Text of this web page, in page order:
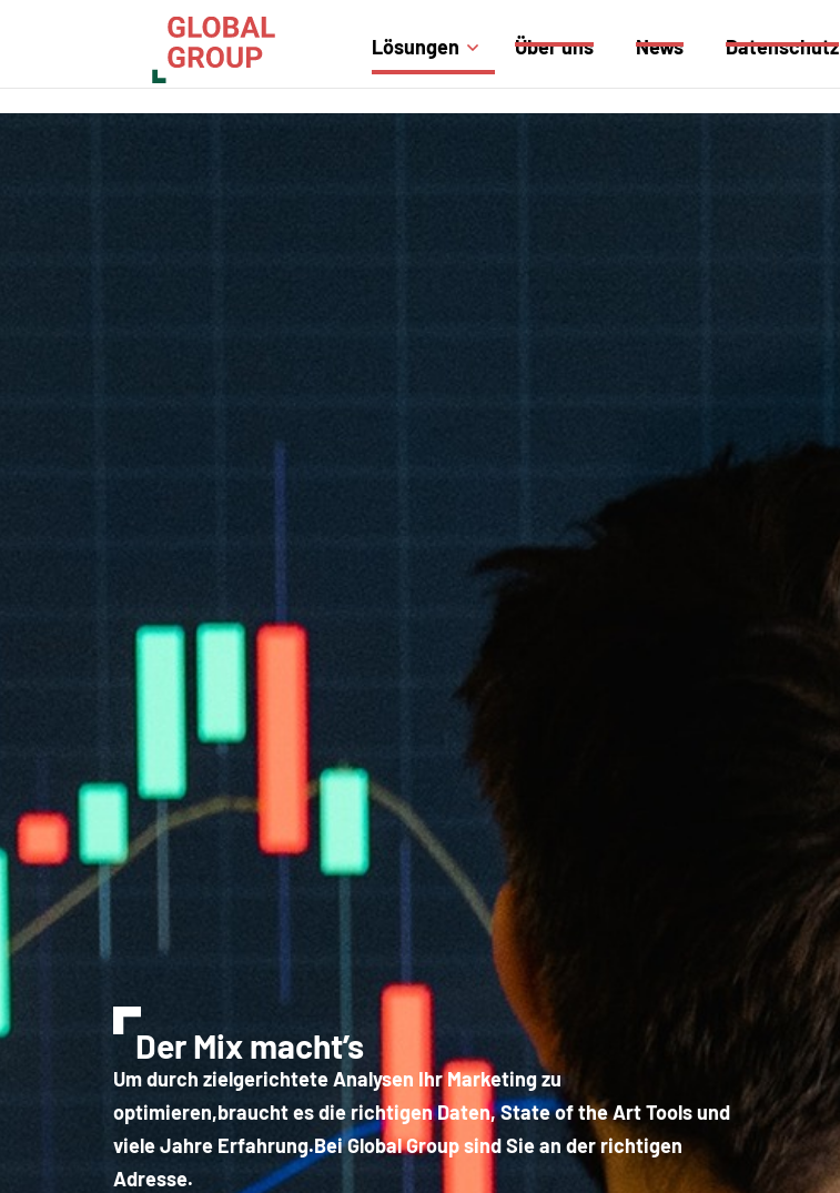
Lösungen Über uns News Datenschutz
Der Mix macht’s
Um durch zielgerichtete Analysen Ihr Marketing zu
optimieren,braucht es die richtigen Daten, State of the Art Tools und
viele Jahre Erfahrung.Bei Global Group sind Sie an der richtigen
Adresse.